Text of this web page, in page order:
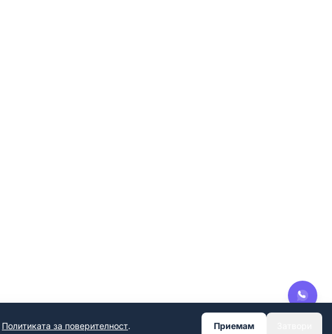
Политиката за поверителност. Приемам